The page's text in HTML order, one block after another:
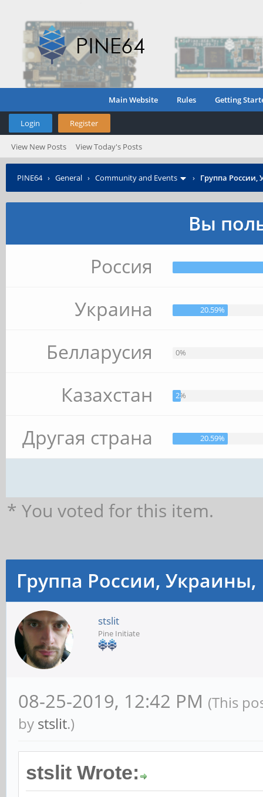
Main Website Rules Getting
Login Register
View New Posts View Today's Posts
PINE64› General › Community and Events › Группа России,
Вы
Россия
Украина
20.59%
Белларусия 0%
Казахстан 2.94%
Другая страна 20.59%
* You voted for this item.
Группа России, Украины,
stslit
Pine Initiate
08-25-2019, 12:42 PM (This
by stslit.)
stslit Wrote: